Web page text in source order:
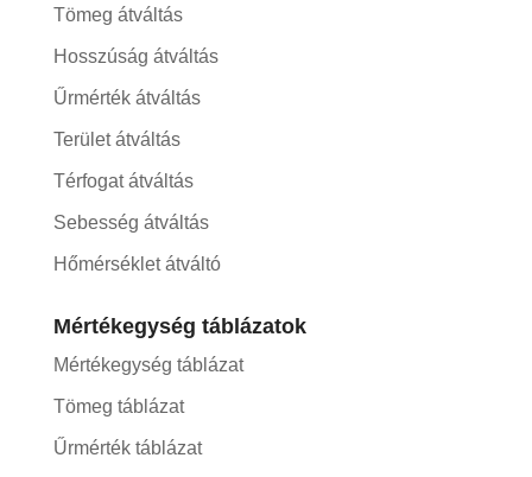
Tömeg átváltás
Hosszúság átváltás
Űrmérték átváltás
Terület átváltás
Térfogat átváltás
Sebesség átváltás
Hőmérséklet átváltó
Mértékegység táblázatok
Mértékegység táblázat
Tömeg táblázat
Űrmérték táblázat